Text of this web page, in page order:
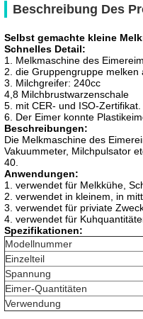
Beschreibung Des
Selbst gemachte kleine
Schnelles Detail:
1. Melkmaschine des
2. die Gruppengruppe melken
3. Milchgreifer: 240cc
4,8 Milchbrustwarzenschale
5. mit CER- und ISO-Zertifikat.
6. Der Eimer konnte
Beschreibungen:
Die Melkmaschine des
Vakuummeter, Milchpulsator
40.
Anwendungen:
1. verwendet für Melkkühe,
2. verwendet in kleinem, in
3. verwendet für priviate
4. verwendet für
Spezifikationen:
Modellnummer
Einzelteil
Spannung
Eimer-Quantitäten
Verwendung